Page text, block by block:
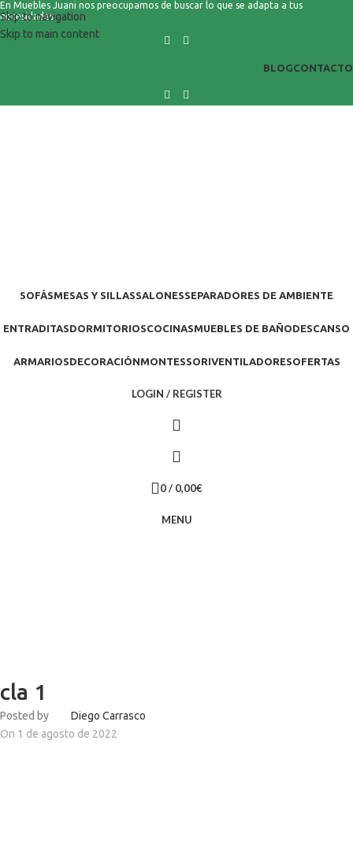
Skip to navigation
Skip to main content
En Muebles Juani nos preocupamos de buscar lo que se adapta a tus
necesidades
BLOGCONTACTO
SOFÁSMESAS Y SILLASSALONESSEPARADORES DE AMBIENTE
ENTRADITASDORMITORIOSCOCINASMUEBLES DE BAÑODESCANSO
ARMARIOSDECORACIÓNMONTESSORIVENTILADORESOFERTAS
LOGIN / REGISTER
0/ 0,00€
MENU
cla 1
Posted by
Diego Carrasco
On 1 de agosto de 2022